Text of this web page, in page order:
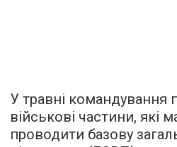
У травні командування
військові частини, які
проводити базову